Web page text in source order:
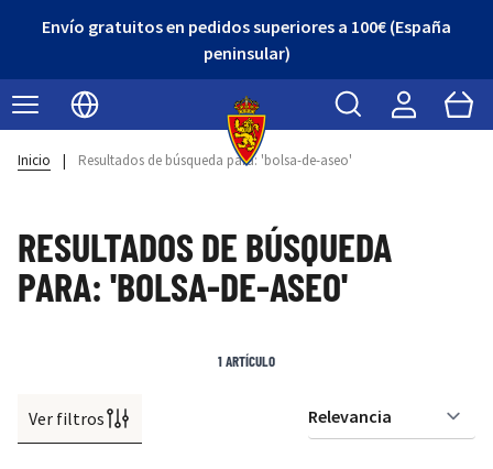
Envío gratuitos en pedidos superiores a 100€ (España
peninsular)
Seleccionar idioma
Buscar Cart
Inicio | Resultados de búsqueda para: 'bolsa-de-aseo'
RESULTADOS DE BÚSQUEDA
PARA: 'BOLSA-DE-ASEO'
Ver filtros
1ARTÍCULO